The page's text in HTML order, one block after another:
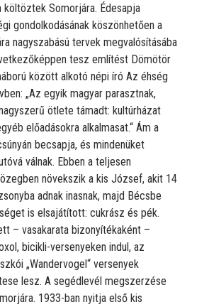
Somorjára. Édesapja
gondolkodásának köszönhetően a
nagyszabású tervek megvalósításába
tesz említést Dömötör
között alkotó népi író Az éhség
„Az egyik magyar parasztnak,
ötlete támadt: kultúrházat
előadásokra alkalmasat.“ Ám a
becsapja, és mindenüket
válnak. Ebben a teljesen
növekszik a kis József, akit 14
adnak inasnak, majd Bécsbe
is elsajátított: cukrász és pék.
– vasakarata bizonyítékaként –
bicikli-versenyeken indul, az
„Wandervogel“ versenyek
lesz. A segédlevél megszerzése
1933-ban nyitja első kis